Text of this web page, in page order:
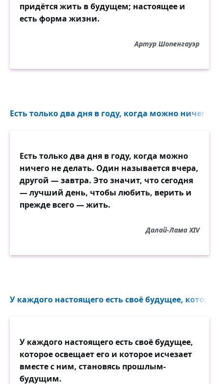
придётся жить в будущем; настоящее и
есть форма жизни.
Артур Шопенгауэр
Есть только два дня в году, когда можно ничего
Есть только два дня в году, когда можно
ничего не делать. Один называется вчера,
другой — завтра. Это значит, что сегодня
— лучший день, чтобы любить, верить и
прежде всего — жить.
Далай-Лама XIV
У каждого настоящего есть своё будущее,
У каждого настоящего есть своё будущее,
которое освещает его и которое исчезает
вместе с ним, становясь прошлым-
будущим.